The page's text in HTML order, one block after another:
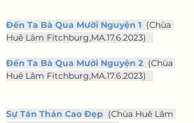
Đến Ta Bà Qua Mười Nguyện 1 (Chùa
Huê Lâm Fitchburg,MA.17.6.2023)
Đến Ta Bà Qua Mười Nguyện 2 (Chùa
Huê Lâm Fitchburg,MA.17.6.2023)
Sự Tán Thán Cao Đẹp (Chùa Huê Lâm